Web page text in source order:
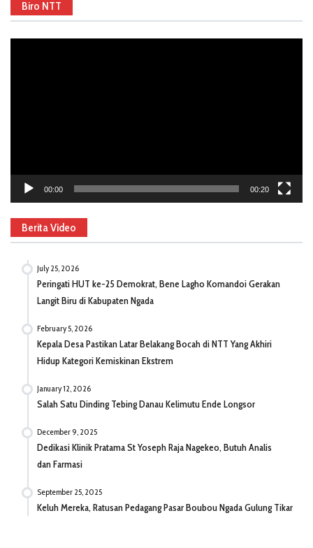
Biro NTT
00:00 00:20
Berita Video
July 25, 2026
Peringati HUT ke-25 Demokrat, Bene Lagho Komandoi Gerakan
Langit Biru di Kabupaten Ngada
February 5, 2026
Kepala Desa Pastikan Latar Belakang Bocah di NTT Yang Akhiri
Hidup Kategori Kemiskinan Ekstrem
January 12, 2026
Salah Satu Dinding Tebing Danau Kelimutu Ende Longsor
December 9, 2025
Dedikasi Klinik Pratama St Yoseph Raja Nagekeo, Butuh Analis
dan Farmasi
September 25, 2025
Keluh Mereka, Ratusan Pedagang Pasar Boubou Ngada Gulung Tikar